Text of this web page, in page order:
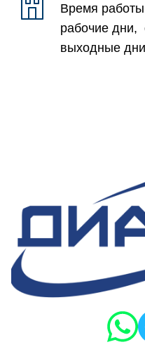
Время
рабочие дни,
выходные